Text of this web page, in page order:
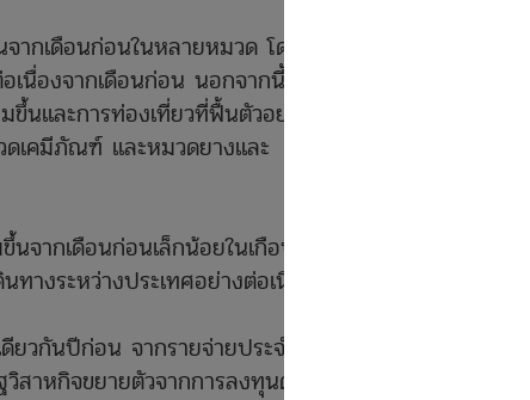
กเดือนก่อนในหลายหมวด โดย
เนื่องจากเดือนก่อน นอกจากนี้
นและการท่องเที่ยวที่ฟื้นตัวอย่างต่อ
เคมีภัณฑ์ และหมวดยางและ
จากเดือนก่อนเล็กน้อยในเกือบทุก
งระหว่างประเทศอย่างต่อเนื่อง
ยวกันปีก่อน จากรายจ่ายประจำและ
าหกิจขยายตัวจากการลงทุนด้าน